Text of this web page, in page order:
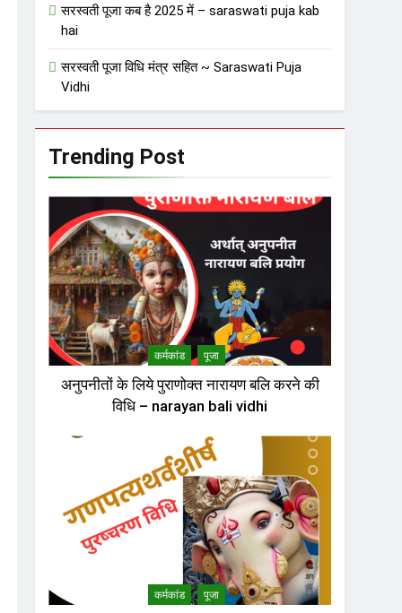
सरस्वती पूजा कब है 2025 में – saraswati puja kab
hai
सरस्वती पूजा विधि मंत्र सहित ~ Saraswati Puja
Vidhi
Trending Post
कर्मकांड पूजा
अनुपनीतों के लिये पुराणोक्त नारायण बलि करने की
विधि – narayan bali vidhi
कर्मकांड पूजा